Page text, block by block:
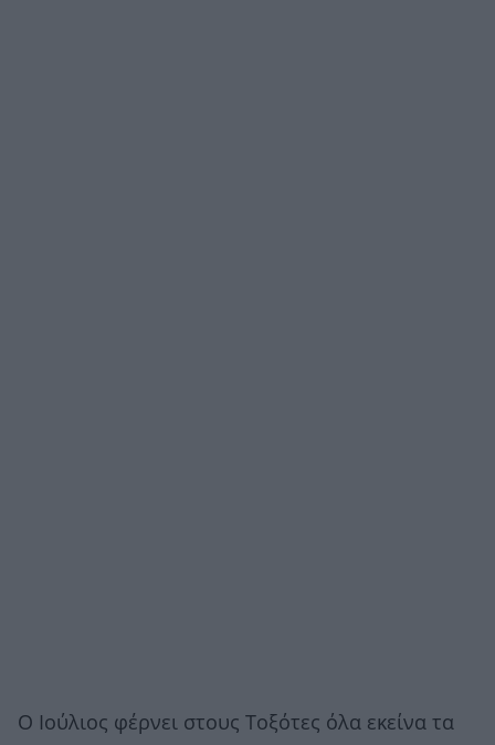
Ο Ιούλιος φέρνει στους Τοξότες όλα εκείνα τα